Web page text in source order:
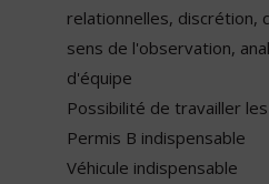
relationnelles, discrétion,
sens de l'observation,
d'équipe
Possibilité de travailler
Permis B indispensable
Véhicule indispensable